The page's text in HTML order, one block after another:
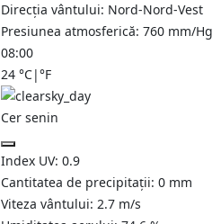
Direcția vântului: Nord-Nord-Vest
Presiunea atmosferică: 760 mm/Hg
08:00
24 °C|°F
Cer senin
Index UV: 0.9
Cantitatea de precipitații: 0 mm
Viteza vântului: 2.7 m/s